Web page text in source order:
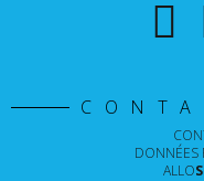
DONNÉES
ALLO